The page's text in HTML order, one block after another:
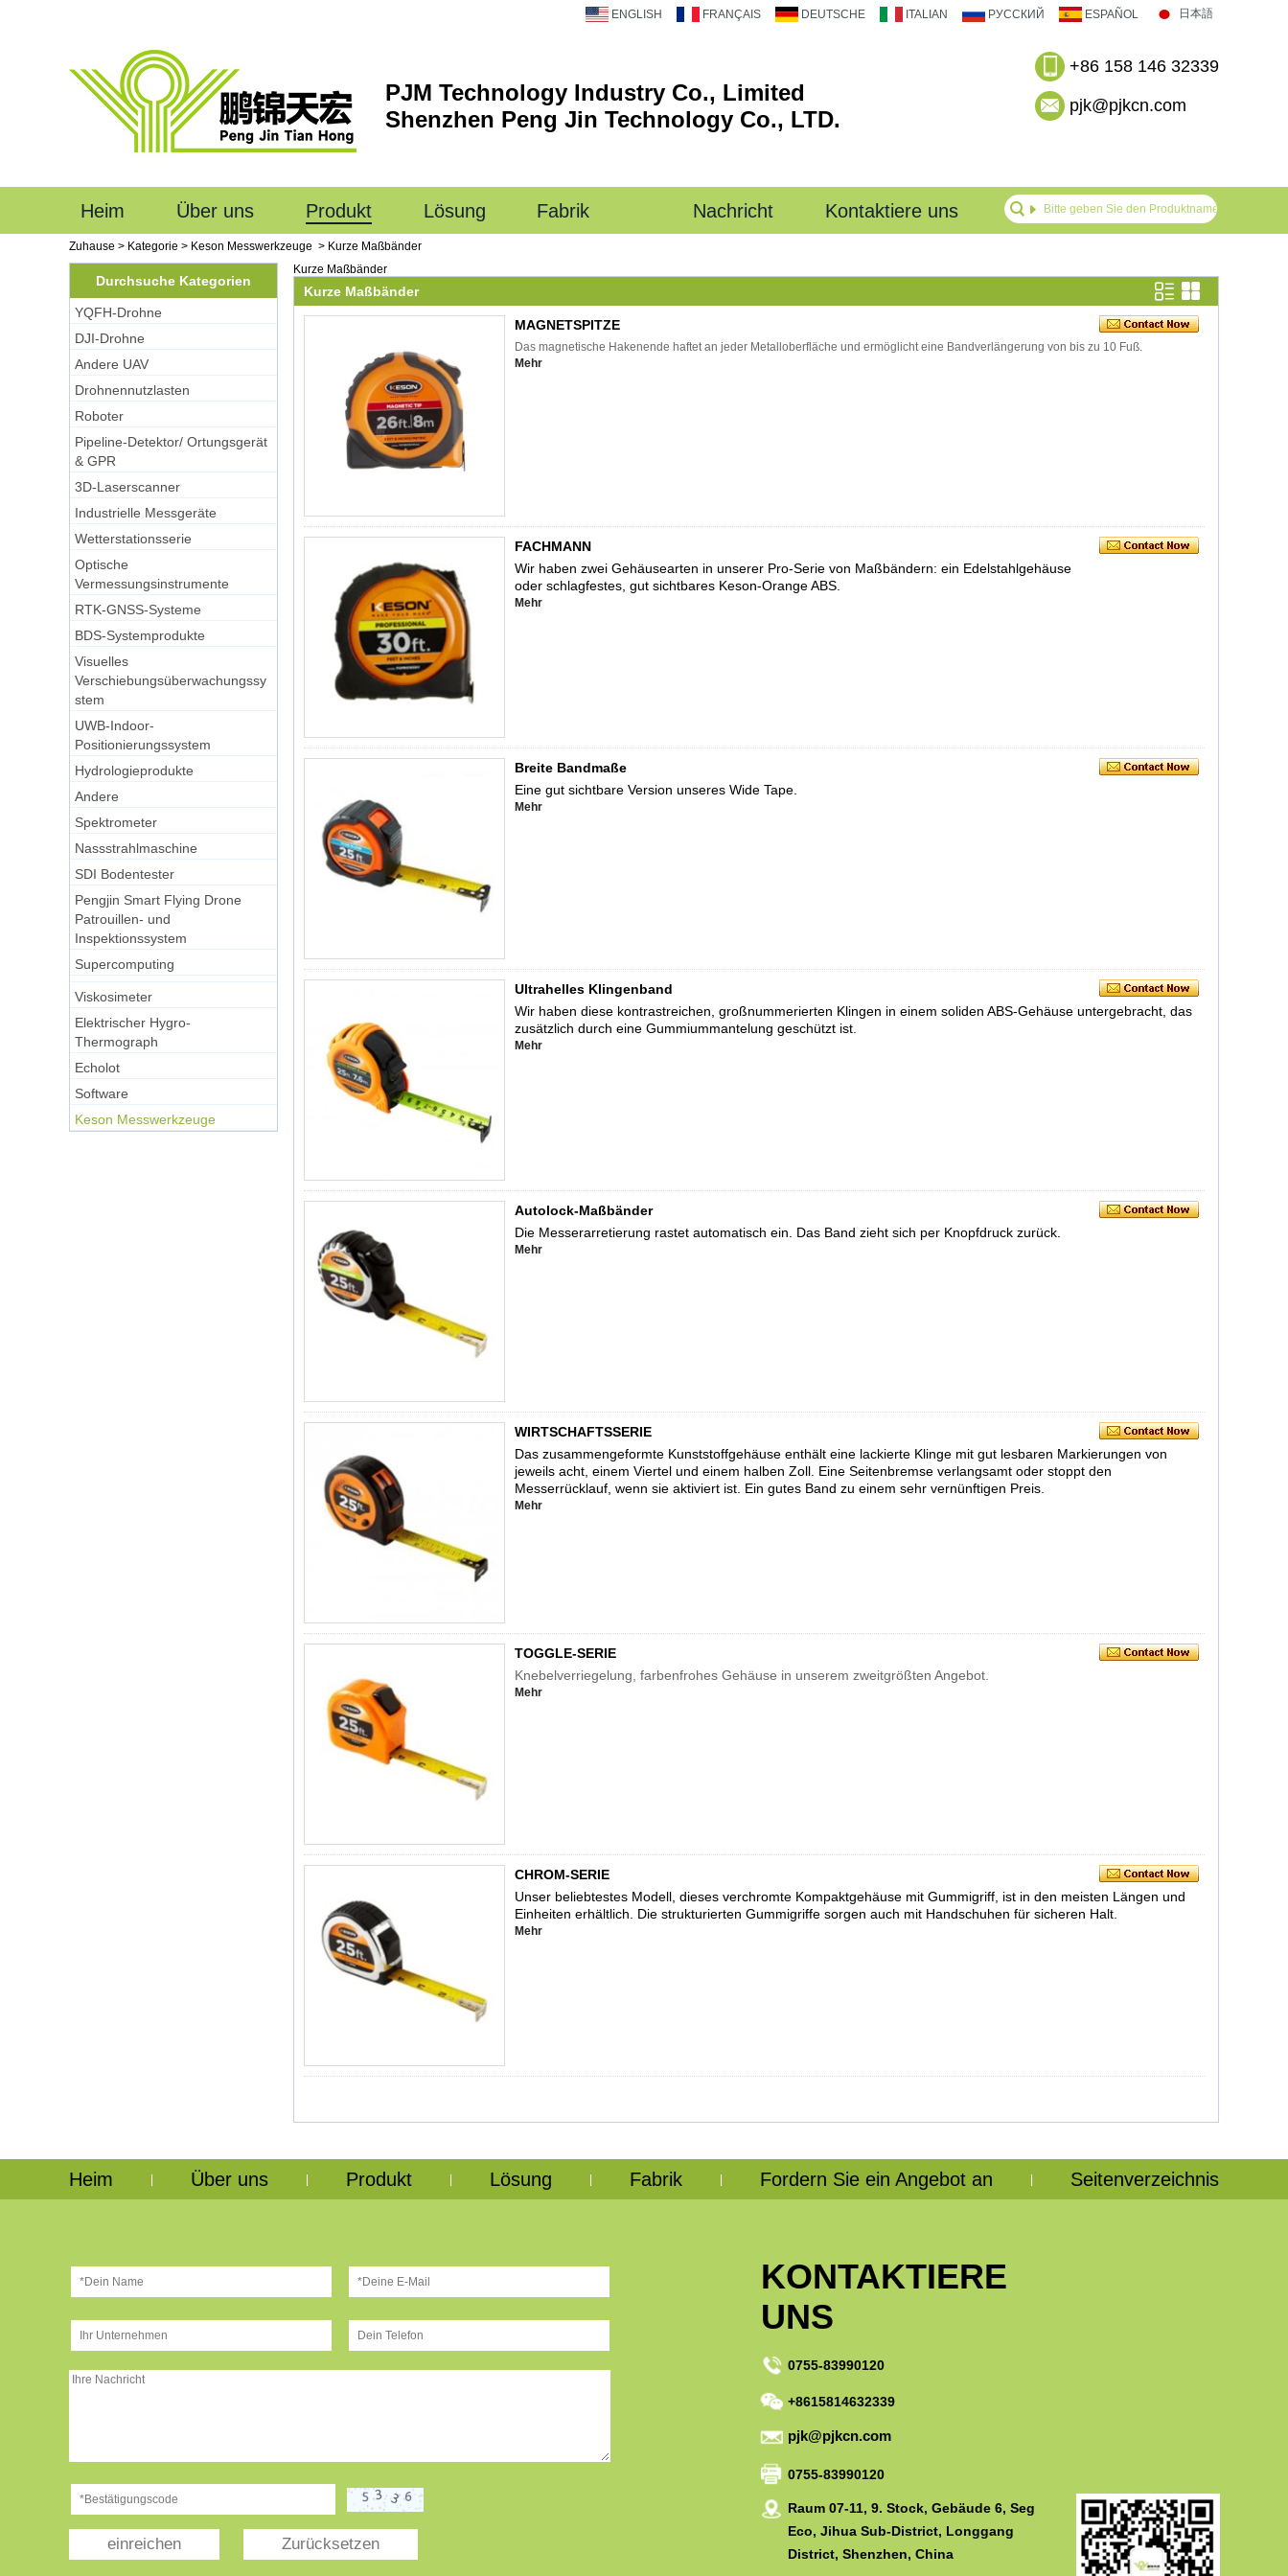
ENGLISH FRANÇAIS DEUTSCHE ITALIAN РУССКИЙ ESPAÑOL 日本語
PJM Technology Industry Co., Limited
Shenzhen Peng Jin Technology Co., LTD.
+86 158 146 32339
pjk@pjkcn.com
Heim Über uns Produkt Lösung Fabrik Nachricht Kontaktiere uns
Zuhause > Kategorie > Keson Messwerkzeuge > Kurze Maßbänder
Durchsuche Kategorien
YQFH-Drohne
DJI-Drohne
Andere UAV
Drohnennutzlasten
Roboter
Pipeline-Detektor/ Ortungsgerät
& GPR
3D-Laserscanner
Industrielle Messgeräte
Wetterstationsserie
Optische
Vermessungsinstrumente
RTK-GNSS-Systeme
BDS-Systemprodukte
Visuelles
Verschiebungsüberwachungssy
stem
UWB-Indoor-
Positionierungssystem
Hydrologieprodukte
Andere
Spektrometer
Nassstrahlmaschine
SDI Bodentester
Pengjin Smart Flying Drone
Patrouillen- und
Inspektionssystem
Supercomputing
Viskosimeter
Elektrischer Hygro-
Thermograph
Echolot
Software
Keson Messwerkzeuge
Kurze Maßbänder
Kurze Maßbänder
MAGNETSPITZE
Das magnetische Hakenende haftet an jeder Metalloberfläche und ermöglicht eine Bandverlängerung von bis zu 10 Fuß.
Mehr
FACHMANN
Wir haben zwei Gehäusearten in unserer Pro-Serie von Maßbändern: ein Edelstahlgehäuse
oder schlagfestes, gut sichtbares Keson-Orange ABS.
Mehr
Breite Bandmaße
Eine gut sichtbare Version unseres Wide Tape.
Mehr
Ultrahelles Klingenband
Wir haben diese kontrastreichen, großnummerierten Klingen in einem soliden ABS-Gehäuse untergebracht, das
zusätzlich durch eine Gummiummantelung geschützt ist.
Mehr
Autolock-Maßbänder
Die Messerarretierung rastet automatisch ein. Das Band zieht sich per Knopfdruck zurück.
Mehr
WIRTSCHAFTSSERIE
Das zusammengeformte Kunststoffgehäuse enthält eine lackierte Klinge mit gut lesbaren Markierungen von
jeweils acht, einem Viertel und einem halben Zoll. Eine Seitenbremse verlangsamt oder stoppt den
Messerrücklauf, wenn sie aktiviert ist. Ein gutes Band zu einem sehr vernünftigen Preis.
Mehr
TOGGLE-SERIE
Knebelverriegelung, farbenfrohes Gehäuse in unserem zweitgrößten Angebot.
Mehr
CHROM-SERIE
Unser beliebtestes Modell, dieses verchromte Kompaktgehäuse mit Gummigriff, ist in den meisten Längen und
Einheiten erhältlich. Die strukturierten Gummigriffe sorgen auch mit Handschuhen für sicheren Halt.
Mehr
Heim Über uns Produkt Lösung Fabrik Fordern Sie ein Angebot an Seitenverzeichnis
einreichen Zurücksetzen
KONTAKTIERE
UNS
0755-83990120
+8615814632339
pjk@pjkcn.com
0755-83990120
Raum 07-11, 9. Stock, Gebäude 6, Seg
Eco, Jihua Sub-District, Longgang
District, Shenzhen, China